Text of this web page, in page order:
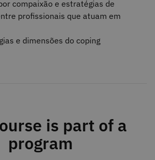
compaixão e estratégias de
profissionais que atuam em
e dimensões do coping
is part of a
program